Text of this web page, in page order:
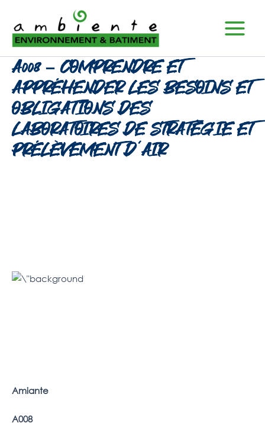
contenu
Menu
A008 – COMPRENDRE ET
APPRÉHENDER LES BESOINS ET
OBLIGATIONS DES
LABORATOIRES DE STRATÉGIE ET
PRÉLÈVEMENT D’AIR
Amiante
A008